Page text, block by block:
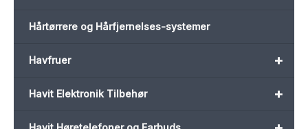
Hårtørrere og Hårfjernelses-systemer
+
Havfruer
+
Havit Elektronik Tilbehør